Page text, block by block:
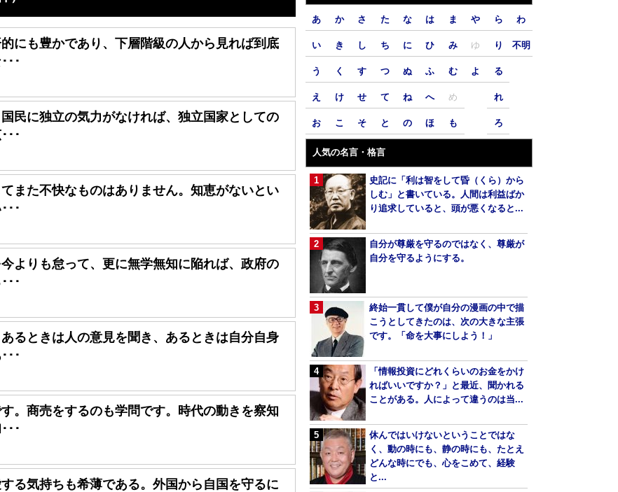
にも豊かであり、下層階級の人から見れば到底
･･
民に独立の気力がなければ、独立国家としての
･･
また不快なものはありません。知恵がないとい
･･
よりも怠って、更に無学無知に陥れば、政府の
･･
るときは人の意見を聞き、あるときは自分自身
･･
。商売をするのも学問です。時代の動きを察知
･･
る気持ちも希薄である。外国から自国を守るに
あ
い
う
え
お
か
き
く
け
こ
さ
し
す
せ
そ
た
ち
つ
て
と
な
に
ぬ
ね
の
は
ひ
ふ
へ
ほ
ま
み
む
め
も
や
ゆ
よ
ら
り
る
れ
ろ
わ
不明
人気の名言・格言
史記に「利は智をして昏（くら）から
しむ」と書いている。人間は利益ばか
り追求していると、頭が悪くなると...
自分が尊厳を守るのではなく、尊厳が
自分を守るようにする。
終始一貫して僕が自分の漫画の中で描
こうとしてきたのは、次の大きな主張
です。「命を大事にしよう！」
「情報投資にどれくらいのお金をかけ
ればいいですか？」と最近、聞かれる
ことがある。人によって違うのは当...
休んではいけないということではな
く、動の時にも、静の時にも、たとえ
どんな時にでも、心をこめて、経験
と...